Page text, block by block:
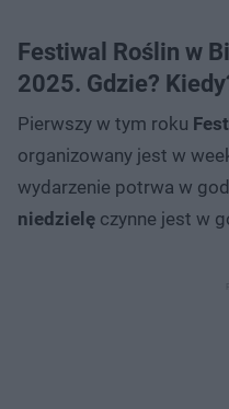
Festiwal Roślin w
2025. Gdzie?
Pierwszy w tym roku
organizowany jest w
wydarzenie potrwa w
niedzielę czynne jest w